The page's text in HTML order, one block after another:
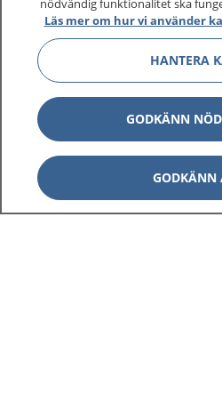
1177 på flera språk
Om 1177
Kontakt
Behandling av personuppgifter
nödvändig funktionalitet ska
Läs mer om hur vi använder
HANTERA
GODKÄNN
GODKÄNN